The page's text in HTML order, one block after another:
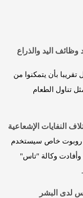
اليد والذراع
تقريبا بأن يتمكنوا من
تناول الطعام
النفايات الإشعاعية
روبوت خاص سيستخدم
وأفادت وكالة "تاس"
لدى البشر